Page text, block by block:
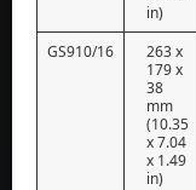
in)
GS910/16
263 x
179 x
38
mm
(10.35
x 7.04
x 1.49
in)